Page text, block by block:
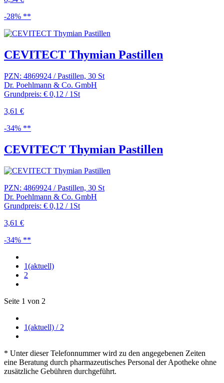
-28% **
CEVITECT Thymian Pastillen
PZN: 4869924 / Pastillen, 30 St
Dr. Poehlmann & Co. GmbH
Grundpreis: € 0,12 / 1St
3,61 €
-34% **
CEVITECT Thymian Pastillen
PZN: 4869924 / Pastillen, 30 St
Dr. Poehlmann & Co. GmbH
Grundpreis: € 0,12 / 1St
3,61 €
-34% **
1(aktuell)
2
Seite 1 von 2
1(aktuell) / 2
* Unter dieser Telefonnummer wird zu den angegebenen Zeiten
eine Beratung durch pharmazeutisches Personal der Apotheke ohne
zusätzliche Gebühren durchgeführt.